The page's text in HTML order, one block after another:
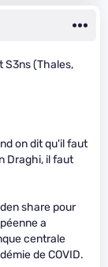
S3ns (Thales,
on dit qu'il faut
Draghi, il faut
share pour
a
centrale
de COVID.